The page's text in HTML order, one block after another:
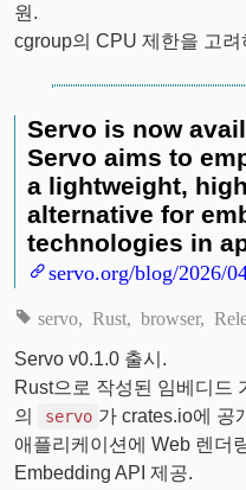
원.
cgroup의 CPU 제한을 고려
Servo is now
Servo aims to
a lightweight,
alternative for
technologies in
servo.org/blog/2026/
servo Rust browser
Servo v0.1.0 출시.
Rust으로 작성된 임베디드
의
servo 가 crates.io에 공
애플리케이션에 Web 렌더
Embedding API 제공.